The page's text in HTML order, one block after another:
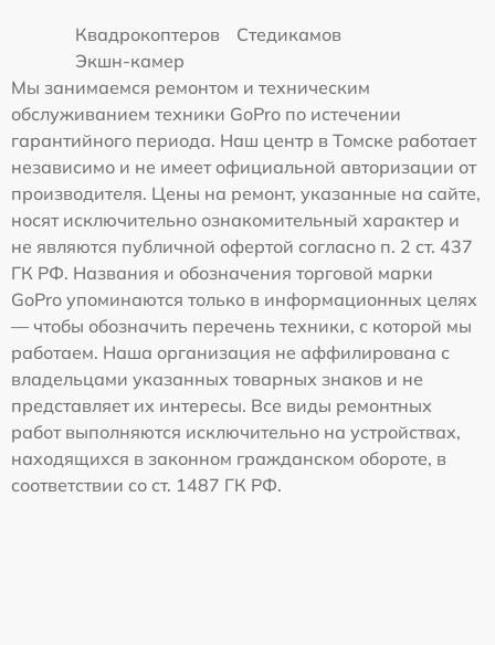
Квадрокоптеров
Стедикамов
Экшн-камер
Мы занимаемся ремонтом и техническим
обслуживанием техники GoPro по истечении
гарантийного периода. Наш центр в Томске работает
независимо и не имеет официальной авторизации от
производителя. Цены на ремонт, указанные на сайте,
носят исключительно ознакомительный характер и
не являются публичной офертой согласно п. 2 ст. 437
ГК РФ. Названия и обозначения торговой марки
GoPro упоминаются только в информационных целях
— чтобы обозначить перечень техники, с которой мы
работаем. Наша организация не аффилирована с
владельцами указанных товарных знаков и не
представляет их интересы. Все виды ремонтных
работ выполняются исключительно на устройствах,
находящихся в законном гражданском обороте, в
соответствии со ст. 1487 ГК РФ.